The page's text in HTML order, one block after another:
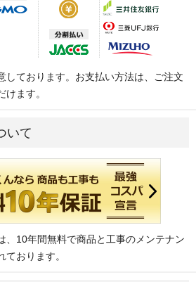
しております。お支払い方法は、ご注文
ます。
いて
、10年間無料で商品と工事のメンテナン
ております。